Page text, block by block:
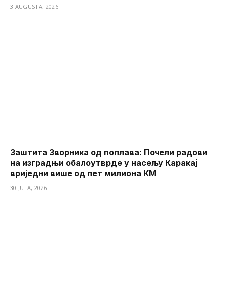
3 AUGUSTA, 2026
Заштита Зворника од поплава: Почели радови
на изградњи обалоутврде у насељу Каракај
вриједни више од пет милиона КМ
30 JULA, 2026